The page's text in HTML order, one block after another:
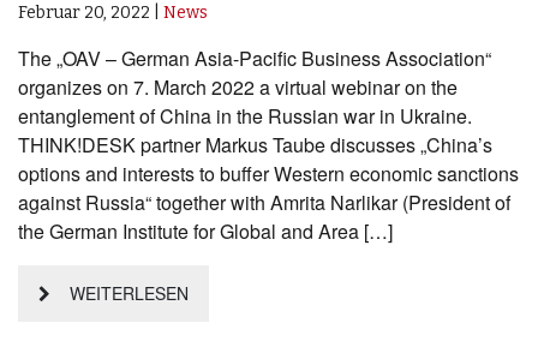
Februar 20, 2022 News
The „OAV – German Asia-Pacific Business Association“
organizes on 7. March 2022 a virtual webinar on the
entanglement of China in the Russian war in Ukraine.
THINK!DESK partner Markus Taube discusses „China’s
options and interests to buffer Western economic sanctions
against Russia“ together with Amrita Narlikar (President of
the German Institute for Global and Area […]
WEITERLESEN